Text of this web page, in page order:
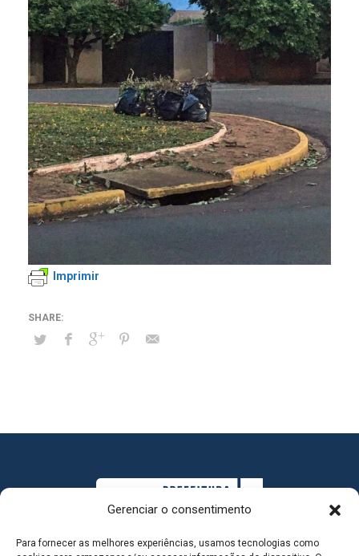
Gerenciar o consentimento
Para fornecer as melhores experiências, usamos tecnologias como
Imprimir